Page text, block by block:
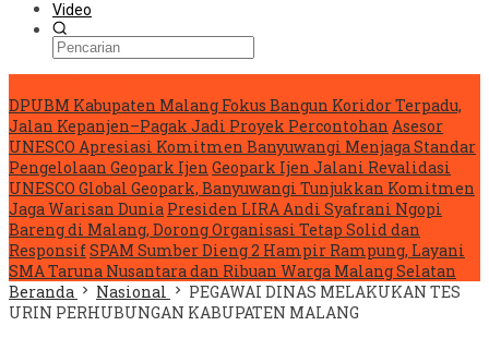
Video
DPUBM Kabupaten Malang Fokus Bangun Koridor Terpadu,
Jalan Kepanjen–Pagak Jadi Proyek Percontohan Asesor
UNESCO Apresiasi Komitmen Banyuwangi Menjaga Standar
Pengelolaan Geopark Ijen Geopark Ijen Jalani Revalidasi
UNESCO Global Geopark, Banyuwangi Tunjukkan Komitmen
Jaga Warisan Dunia Presiden LIRA Andi Syafrani Ngopi
Bareng di Malang, Dorong Organisasi Tetap Solid dan
ResponsifSPAM Sumber Dieng 2 Hampir Rampung, Layani
SMA Taruna Nusantara dan Ribuan Warga Malang Selatan
Beranda
Nasional
PEGAWAI DINAS MELAKUKAN TES
URIN PERHUBUNGAN KABUPATEN MALANG